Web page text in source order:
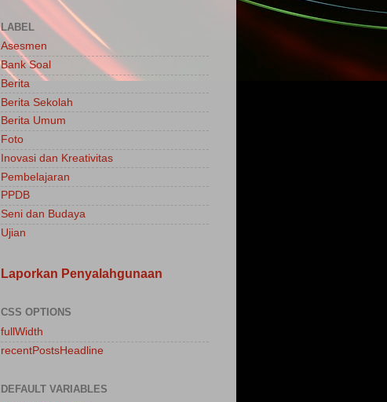
LABEL
Asesmen
Bank Soal
Berita
Berita Sekolah
Berita Umum
Foto
Inovasi dan Kreativitas
Pembelajaran
PPDB
Seni dan Budaya
Ujian
Laporkan Penyalahgunaan
CSS OPTIONS
fullWidth
recentPostsHeadline
DEFAULT VARIABLES